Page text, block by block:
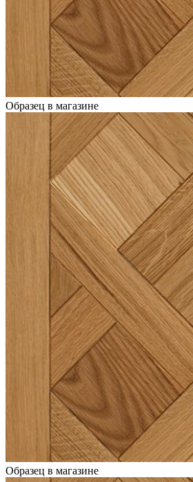
Образец в магазине
Образец в магазине